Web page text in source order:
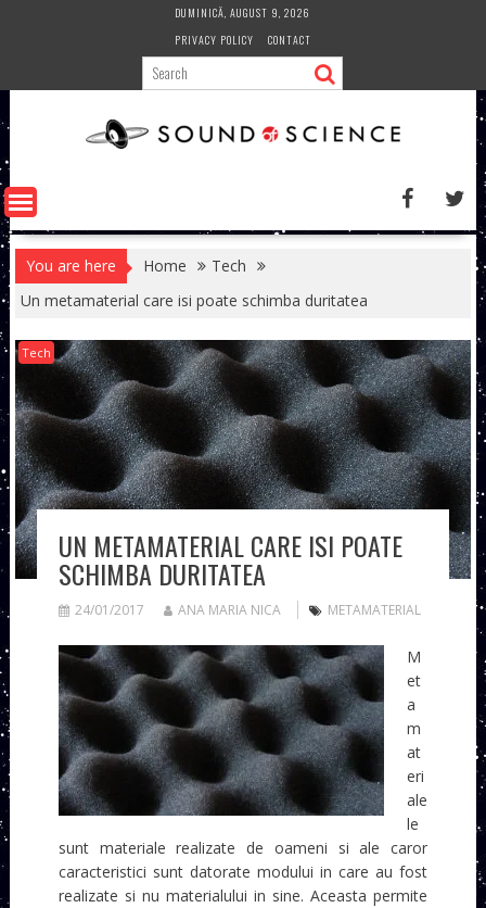
DUMINICĂ, AUGUST 9, 2026
PRIVACY POLICY
CONTACT
You are here Home
Tech
Un metamaterial care isi poate schimba duritatea
Tech
UN METAMATERIAL CARE ISI POATE
SCHIMBA DURITATEA
24/01/2017 ANA MARIA NICA METAMATERIAL
M
et
a
m
at
eri
ale
le
sunt materiale realizate de oameni si ale caror
caracteristici sunt datorate modului in care au fost
realizate si nu materialului in sine. Aceasta permite